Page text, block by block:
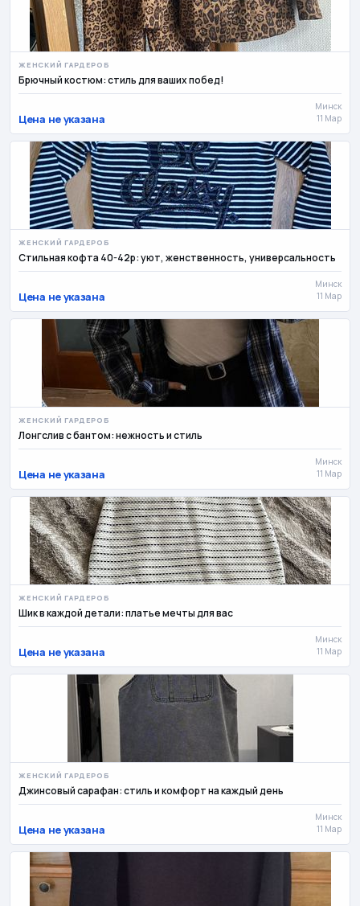
ЖЕНСКИЙ ГАРДЕРОБ
Брючный костюм: стиль для ваших побед!
Цена не указана
Минск
11 Мар
ЖЕНСКИЙ ГАРДЕРОБ
Стильная кофта 40-42р: уют, женственность, универсальность
Цена не указана
Минск
11 Мар
ЖЕНСКИЙ ГАРДЕРОБ
Лонгслив с бантом: нежность и стиль
Цена не указана
Минск
11 Мар
ЖЕНСКИЙ ГАРДЕРОБ
Шик в каждой детали: платье мечты для вас
Цена не указана
Минск
11 Мар
ЖЕНСКИЙ ГАРДЕРОБ
Джинсовый сарафан: стиль и комфорт на каждый день
Цена не указана
Минск
11 Мар